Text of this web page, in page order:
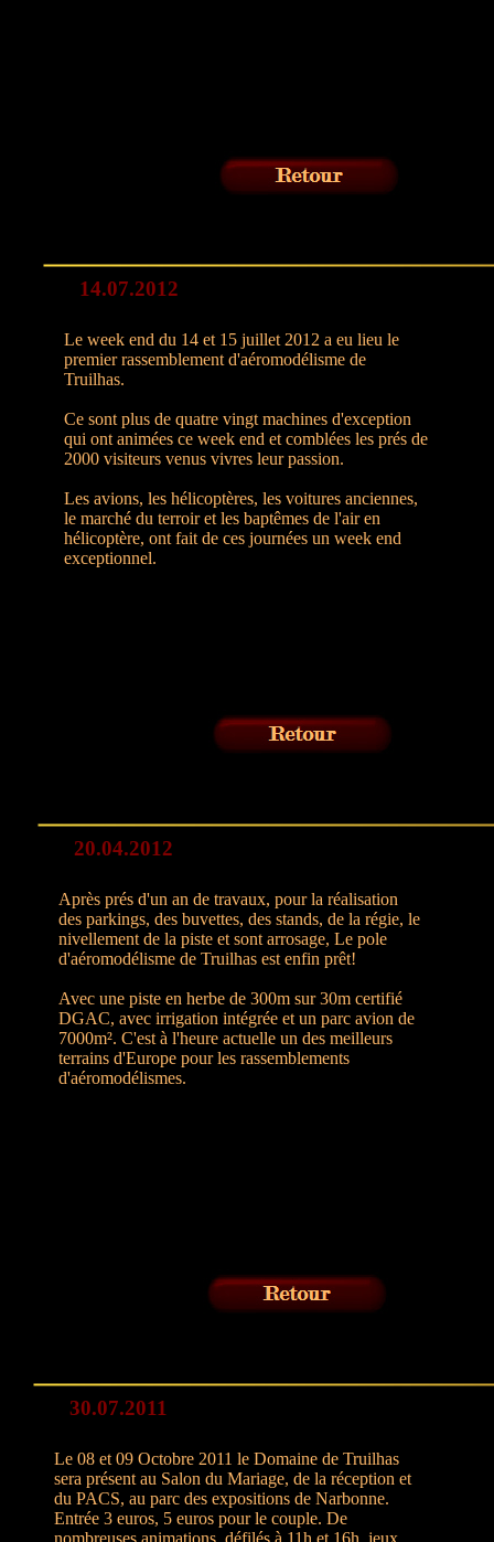
14.07.2012
Le week end du 14 et 15 juillet 2012 a eu lieu le
premier rassemblement d'aéromodélisme de
Truilhas.
Ce sont plus de quatre vingt machines d'exception
qui ont animées ce week end et comblées les prés de
2000 visiteurs venus vivres leur passion.
Les avions, les hélicoptères, les voitures anciennes,
le marché du terroir et les baptêmes de l'air en
hélicoptère, ont fait de ces journées un week end
exceptionnel.
20.04.2012
Après prés d'un an de travaux, pour la réalisation
des parkings, des buvettes, des stands, de la régie, le
nivellement de la piste et sont arrosage, Le pole
d'aéromodélisme de Truilhas est enfin prêt!
Avec une piste en herbe de 300m sur 30m certifié
DGAC, avec irrigation intégrée et un parc avion de
7000m². C'est à l'heure actuelle un des meilleurs
terrains d'Europe pour les rassemblements
d'aéromodélismes.
30.07.2011
Le 08 et 09 Octobre 2011 le Domaine de Truilhas
sera présent au Salon du Mariage, de la réception et
du PACS, au parc des expositions de Narbonne.
Entrée 3 euros, 5 euros pour le couple. De
nombreuses animations, défilés à 11h et 16h, jeux,